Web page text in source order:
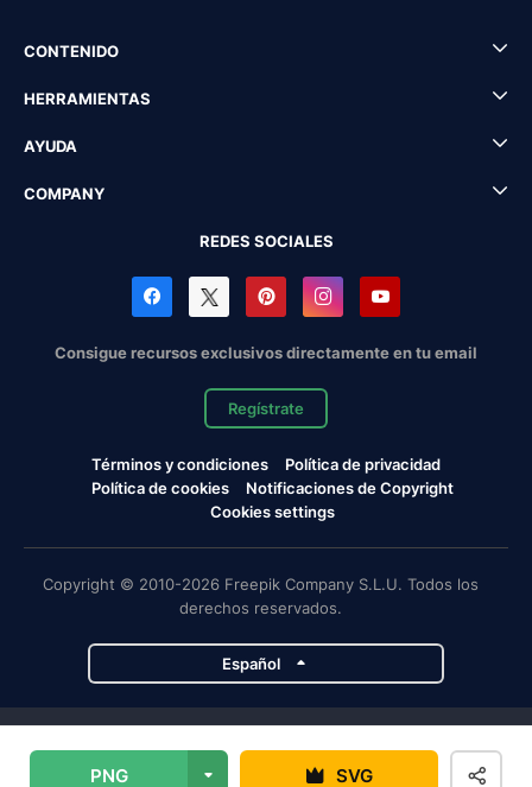
PNG SVG
CONTENIDO
HERRAMIENTAS
AYUDA
COMPANY
REDES SOCIALES
Consigue recursos exclusivos directamente en tu email
Regístrate
Términos y condiciones
Política de privacidad
Política de cookies
Notificaciones de Copyright
Cookies settings
Copyright © 2010-2026 Freepik Company S.L.U. Todos los
derechos reservados.
Español